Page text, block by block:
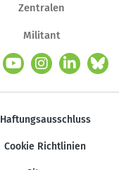
Zentralen
Militant
Haftungsausschluss
Cookie Richtlinien